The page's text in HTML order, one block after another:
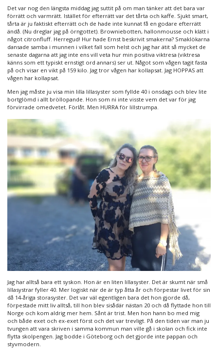
Det var nog den längsta middag jag suttit på om man tänker att det bara var
förrätt och varmrätt. Istället för efterrätt var det tårta och kaffe. Sjukt smart,
tårta är ju faktiskt efterrätt och de hade inte kunnat få en godare efterrätt
ändå. (Nu dreglar jag på örngottet). Browniebotten, hallonmousse och klätt i
något citronfluff. Herregud! Hur hade Ernst beskrivit smakerna? Smaklökarna
dansade samba i munnen i vilket fall som helst och jag har ätit så mycket de
senaste dagarna att jag inte ens vill veta hur min positiva viktresa (viktresa
känns som ett typiskt ernstigt ord annars) ser ut. Något som vågen tagit fasta
på och visar en vikt på 159 kilo. Jag tror vågen har kollapsat. Jag HOPPAS att
vågen har kollapsat.
Men jag måste ju visa min lilla lillasyster som fyllde 40 i onsdags och blev lite
bortglömd i allt bröllopande. Hon som ni inte visste vem det var för jag
förvirrade omedvetet. Förlåt. Men HURRA för lillstrumpa.
Jag har alltså bara ett syskon. Hon är en liten lillasyster. Det är skumt när små
lillasystrar fyller 40. Mer logiskt när de är typ åtta år och förpestar livet för sin
då 14-åriga storasyster. Det var väl egentligen bara det hon gjorde då,
förpestade mitt liv alltså, till hon blev sisådär nästan 20 och då flyttade hon till
Norge och kom aldrig mer hem. Sånt är trist. Men hon hann bo med mig
och både exet och ex-exet först och det var trevligt. På den tiden var man ju
tvungen att vara skriven i samma kommun man ville gå i skolan och fick inte
flytta skolpengen. Jag bodde i Göteborg och det gjorde inte pappan och
styvmodern.